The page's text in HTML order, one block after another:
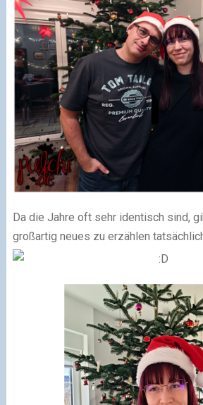
Da die Jahre oft sehr identisch sind,
großartig neues zu erzählen